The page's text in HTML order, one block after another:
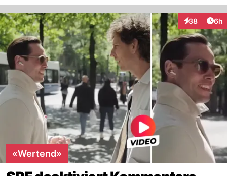
38
Interaktionen
6h
«Wertend»